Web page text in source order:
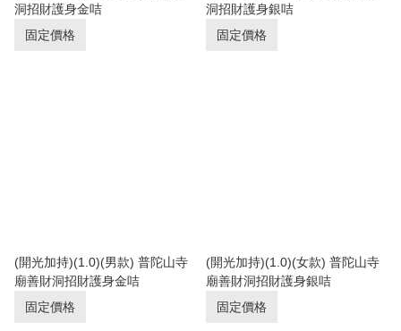
洞招財護身金咭
固定價格
洞招財護身銀咭
固定價格
(開光加持)(1.0)(男款) 普陀山寺
廟善財洞招財護身金咭
固定價格
(開光加持)(1.0)(女款) 普陀山寺
廟善財洞招財護身銀咭
固定價格